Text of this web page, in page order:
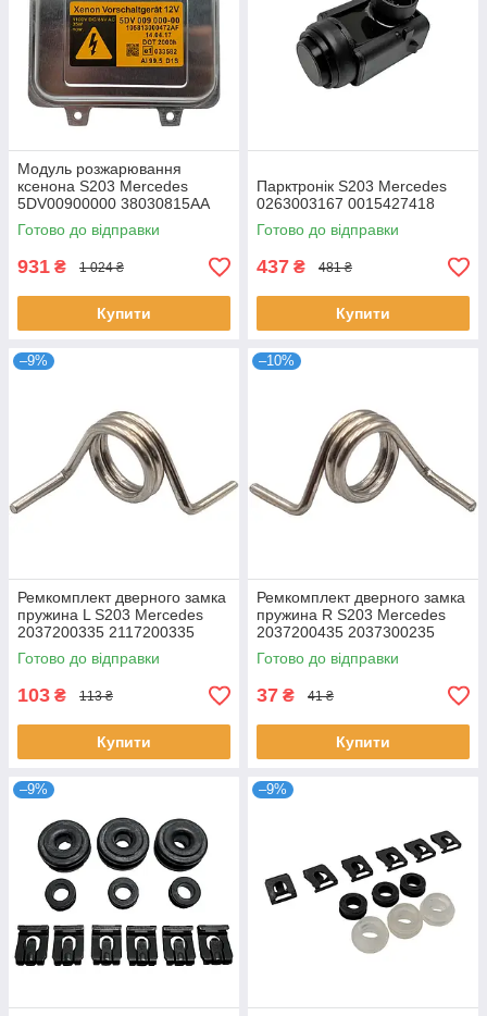
Модуль розжарювання
ксенона S203 Mercedes
5DV00900000 38030815AA
12767670 15782392
Готово до відправки
931 ₴ 1 024 ₴
Купити
Парктронік S203 Mercedes
0263003167 0015427418
Готово до відправки
437 ₴ 481 ₴
Купити
–9%
Ремкомплект дверного замка
пружина L S203 Mercedes
2037200335 2117200335
2037200135 2037300135
Готово до відправки
103 ₴ 113 ₴
Купити
–10%
Ремкомплект дверного замка
пружина R S203 Mercedes
2037200435 2037300235
2037202035 2117200535
Готово до відправки
37 ₴ 41 ₴
Купити
–9% –9%